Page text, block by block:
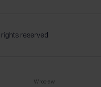
reserved
Wrocław